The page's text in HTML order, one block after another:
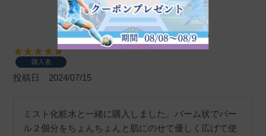
ピュレアジー ウルトラクリーム
購入者
投稿日 2024/07/15
ミスト化粧水と一緒に購入しました。バーム状でパー
ル２個分をちょんちょんと肌にのせて優しく広げて使